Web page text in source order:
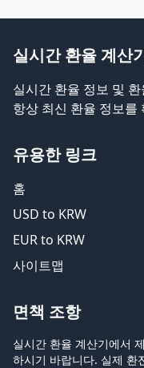
실시간 환율 계산
실시간 환율 정보 및
항상 최신 환율 정보를
유용한 링크
홈
USD to KRW
EUR to KRW
사이트맵
면책 조항
실시간 환율 계산기에서
하시기 바랍니다. 실제 환